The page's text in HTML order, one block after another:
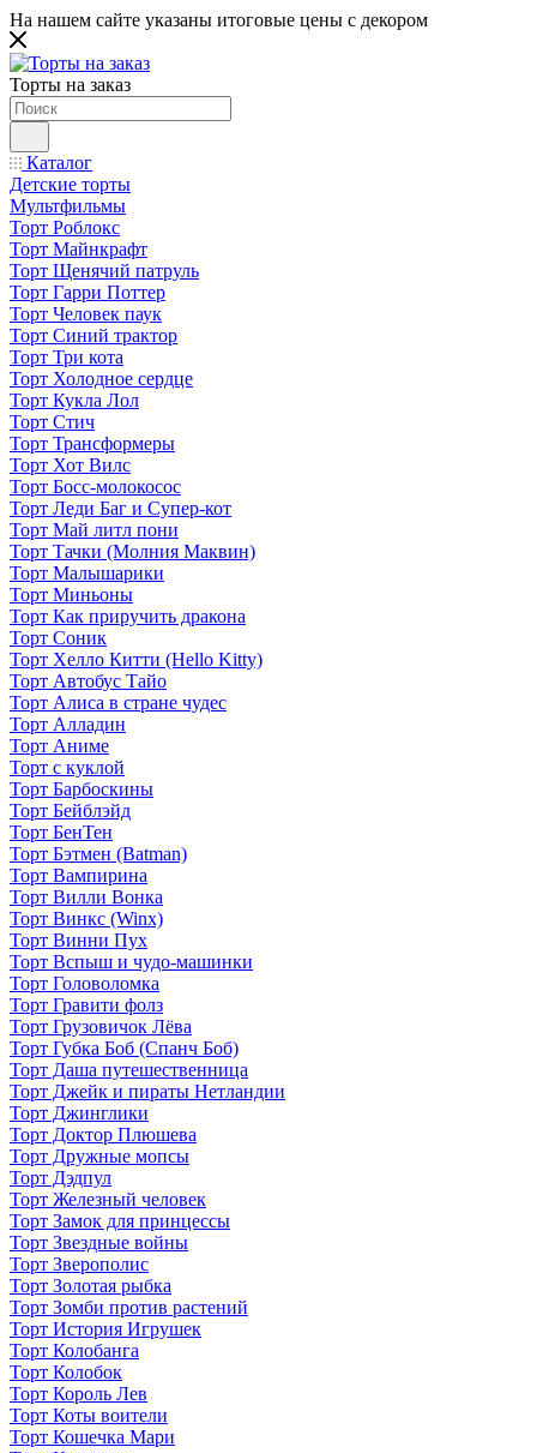
На нашем сайте указаны итоговые цены с декором
Торты на заказ
Каталог
Детские торты
Мультфильмы
Торт Роблокс
Торт Майнкрафт
Торт Щенячий патруль
Торт Гарри Поттер
Торт Человек паук
Торт Синий трактор
Торт Три кота
Торт Холодное сердце
Торт Кукла Лол
Торт Стич
Торт Трансформеры
Торт Хот Вилс
Торт Босс-молокосос
Торт Леди Баг и Супер-кот
Торт Май литл пони
Торт Тачки (Молния Маквин)
Торт Малышарики
Торт Миньоны
Торт Как приручить дракона
Торт Соник
Торт Хелло Китти (Hello Kitty)
Торт Автобус Тайо
Торт Алиса в стране чудес
Торт Алладин
Торт Аниме
Торт с куклой
Торт Барбоскины
Торт Бейблэйд
Торт БенТен
Торт Бэтмен (Batman)
Торт Вампирина
Торт Вилли Вонка
Торт Винкс (Winx)
Торт Винни Пух
Торт Вспыш и чудо-машинки
Торт Головоломка
Торт Гравити фолз
Торт Грузовичок Лёва
Торт Губка Боб (Спанч Боб)
Торт Даша путешественница
Торт Джейк и пираты Нетландии
Торт Джинглики
Торт Доктор Плюшева
Торт Дружные мопсы
Торт Дэдпул
Торт Железный человек
Торт Замок для принцессы
Торт Звездные войны
Торт Зверополис
Торт Золотая рыбка
Торт Зомби против растений
Торт История Игрушек
Торт Колобанга
Торт Колобок
Торт Король Лев
Торт Коты воители
Торт Кошечка Мари